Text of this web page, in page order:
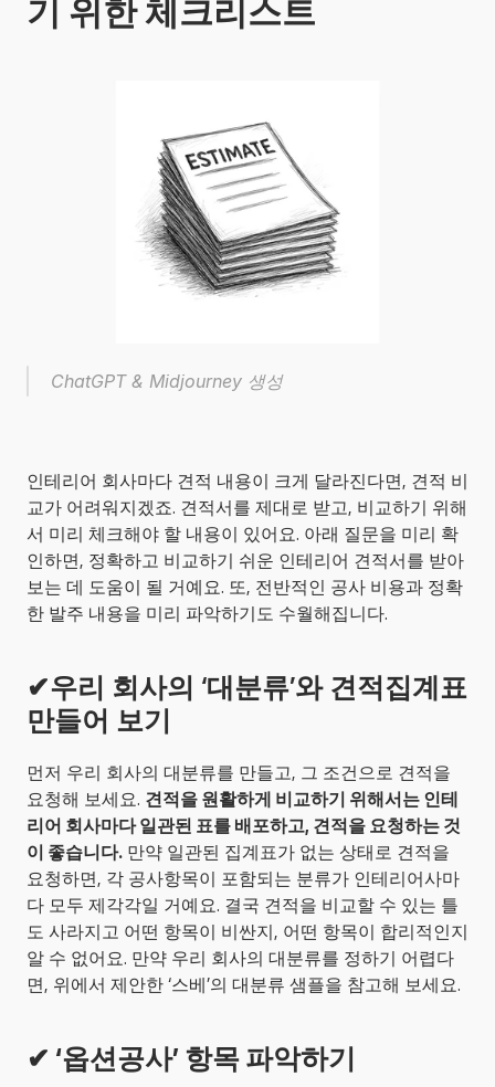
기 위한 체크리스트
ChatGPT & Midjourney 생성
인테리어 회사마다 견적 내용이 크게 달라진다면, 견적 비
교가 어려워지겠죠. 견적서를 제대로 받고, 비교하기 위해
서 미리 체크해야 할 내용이 있어요. 아래 질문을 미리 확
인하면, 정확하고 비교하기 쉬운 인테리어 견적서를 받아
보는 데 도움이 될 거예요. 또, 전반적인 공사 비용과 정확
한 발주 내용을 미리 파악하기도 수월해집니다.
✔우리 회사의 ‘대분류’와 견적집계표
만들어 보기
먼저 우리 회사의 대분류를 만들고, 그 조건으로 견적을
요청해 보세요. 견적을 원활하게 비교하기 위해서는 인테
리어 회사마다 일관된 표를 배포하고, 견적을 요청하는 것
이 좋습니다. 만약 일관된 집계표가 없는 상태로 견적을
요청하면, 각 공사항목이 포함되는 분류가 인테리어사마
다 모두 제각각일 거예요. 결국 견적을 비교할 수 있는 틀
도 사라지고 어떤 항목이 비싼지, 어떤 항목이 합리적인지
알 수 없어요. 만약 우리 회사의 대분류를 정하기 어렵다
면, 위에서 제안한 ‘스베’의 대분류 샘플을 참고해 보세요.
✔ ‘옵션공사’ 항목 파악하기